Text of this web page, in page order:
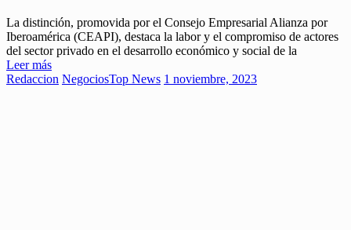
La distinción, promovida por el Consejo Empresarial Alianza por
Iberoamérica (CEAPI), destaca la labor y el compromiso de actores
del sector privado en el desarrollo económico y social de la
Leer más
Redaccion NegociosTop News 1 noviembre, 2023